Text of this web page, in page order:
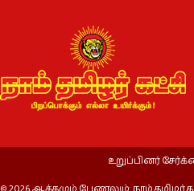
உறுப்பினர்